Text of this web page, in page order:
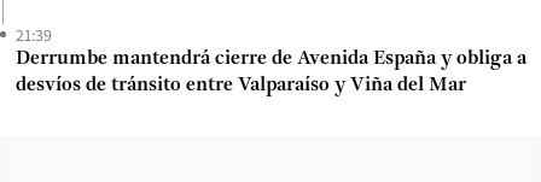
21:39
Derrumbe mantendrá cierre de Avenida España y obliga a
desvíos de tránsito entre Valparaíso y Viña del Mar